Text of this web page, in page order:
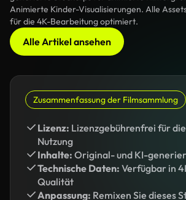
Animierte Kinder-Visualisierungen. Alle
für die 4K-Bearbeitung optimiert.
Alle Artikel ansehen
Zusammenfassung der Filmsammlung
Lizenz: Lizenzgebührenfrei für
Nutzung
Inhalte: Original- und KI-
Technische Daten: Verfügbar in
Qualität
Anpassung: Remixen Sie dieses